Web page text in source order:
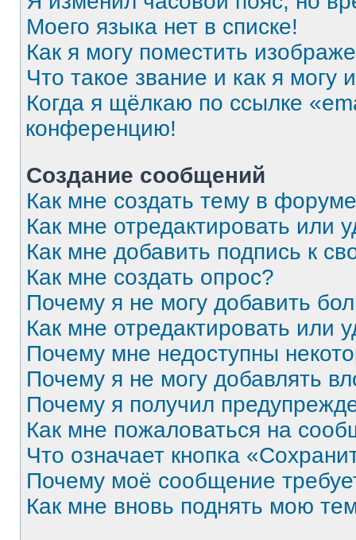
Моего языка нет в списке!
Как я могу поместить
Что такое звание и как я могу
Когда я щёлкаю по ссылке
конференцию!
Создание сообщений
Как мне создать тему в
Как мне отредактировать или
Как мне добавить подпись к
Как мне создать опрос?
Почему я не могу добавить
Как мне отредактировать или
Почему мне недоступны
Почему я не могу добавлять
Почему я получил
Как мне пожаловаться на
Что означает кнопка
Почему моё сообщение
Как мне вновь поднять мою